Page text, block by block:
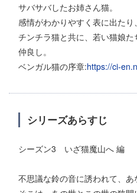
サバサバしたお姉さん猫。
感情がわかりやすく表に出た
チンチラ猫と共に、若い猫娘
仲良し。
ベンガル猫の序章:https://ci-
シリーズあらすじ
シーズン3 いざ猫魔山へ 編
不思議な鈴の音に誘われて、